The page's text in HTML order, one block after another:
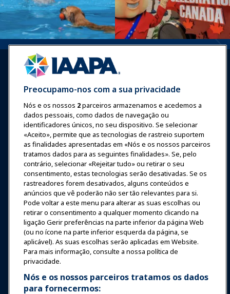
Entrar Junte-se Agora
Prêmios Carreiras
Contato
Expos e Eventos
Notícias & Diversão
Educação
Segurança & Proteção
Advocacia
Pesquisa e Relatórios
Preocupamo-nos com a sua privacidade
Nós e os nossos 2parceiros armazenamos e acedemos a
dados pessoais, como dados de navegação ou
identificadores únicos, no seu dispositivo. Se selecionar
«Aceito», permite que as tecnologias de rastreio suportem
as finalidades apresentadas em «Nós e os nossos parceiros
tratamos dados para as seguintes finalidades». Se, pelo
contrário, selecionar «Rejeitar tudo» ou retirar o seu
consentimento, estas tecnologias serão desativadas. Se os
rastreadores forem desativados, alguns conteúdos e
anúncios que vê poderão não ser tão relevantes para si.
Pode voltar a este menu para alterar as suas escolhas ou
retirar o consentimento a qualquer momento clicando na
ligação Gerir preferências na parte inferior da página Web
(ou no ícone na parte inferior esquerda da página, se
aplicável). As suas escolhas serão aplicadas em Website.
Para mais informação, consulte a nossa política de
privacidade.
Nós e os nossos parceiros tratamos os dados
para fornecermos: